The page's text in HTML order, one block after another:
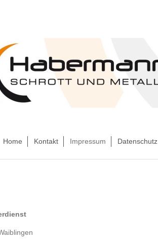
Home Kontakt Impressum Datenschutz